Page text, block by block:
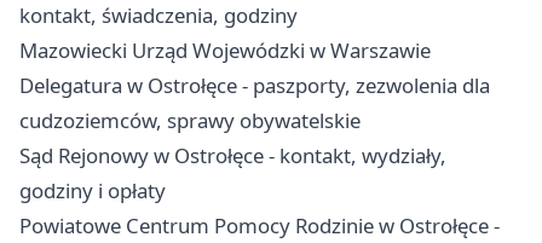
kontakt, świadczenia, godziny
Mazowiecki Urząd Wojewódzki w Warszawie
Delegatura w Ostrołęce - paszporty, zezwolenia dla
cudzoziemców, sprawy obywatelskie
Sąd Rejonowy w Ostrołęce - kontakt, wydziały,
godziny i opłaty
Powiatowe Centrum Pomocy Rodzinie w Ostrołęce -